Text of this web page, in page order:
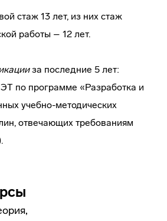
стаж 13 лет, из них стаж
работы – 12 лет.
за последние 5 лет:
по программе «Разработка и
учебно-методических
отвечающих требованиям